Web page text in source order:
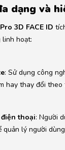
dạng và
3D FACE ID
linh hoạt:
: Sử dụng công
hay thay đổi
thoại: Người
lý người